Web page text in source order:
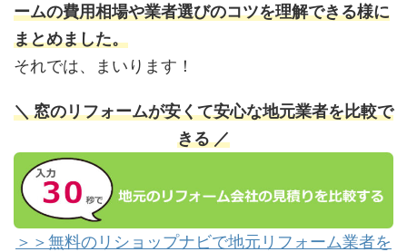
ームの費用相場や業者選びのコツを理解できる様に
まとめました。
それでは、まいります！
＼ 窓のリフォームが安くて安心な地元業者を比較で
きる ／
＞＞無料のリショップナビで地元リフォーム業者を